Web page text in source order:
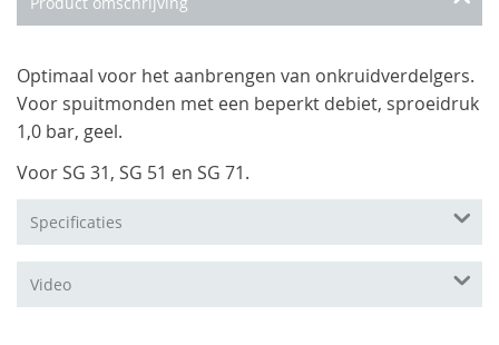
Optimaal voor het aanbrengen van onkruidverdelgers.
Voor spuitmonden met een beperkt debiet, sproeidruk
1,0 bar, geel.
Voor SG 31, SG 51 en SG 71.
Specificaties
Video